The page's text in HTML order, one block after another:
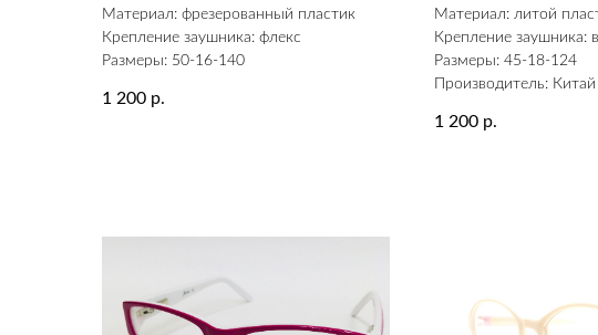
Материал: фрезерованный пластик
Крепление заушника: флекс
Размеры: 50-16-140
1 200 р.
Материал: литой
Крепление заушника:
Размеры: 45-18-124
Производитель: Китай
1 200 р.